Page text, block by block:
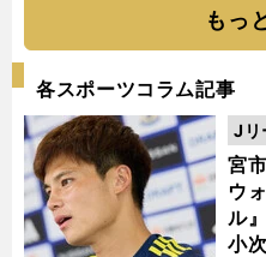
もっ
各スポーツコラム記事
宮
ウ
ル
小
Jリ